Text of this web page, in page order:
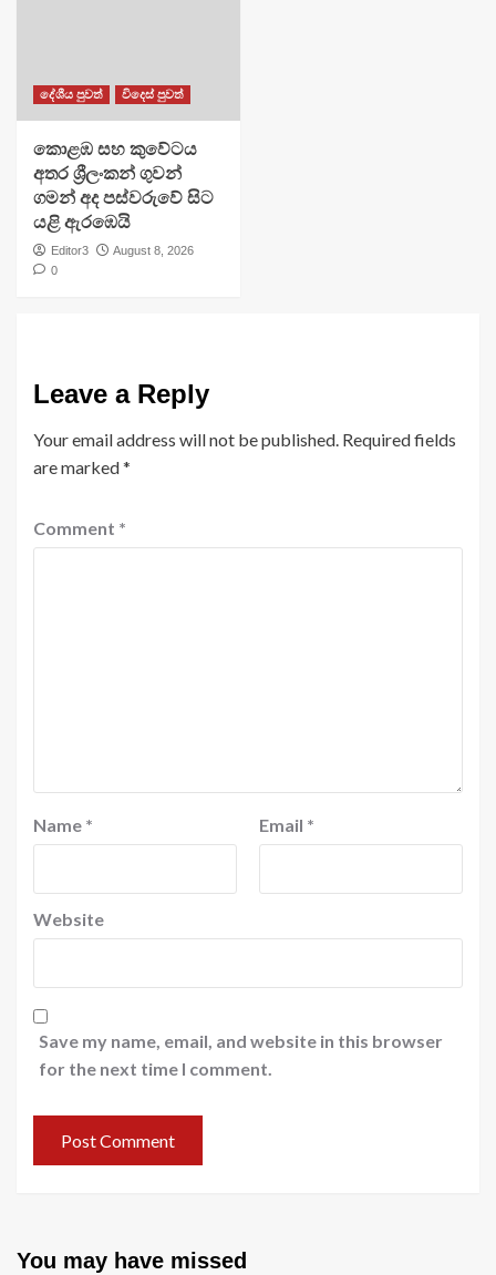
දේශීය පුවත් විදෙස් පුවත්
​කොළඹ සහ කුවේටය
අතර ශ්‍රීලංකන් ගුවන්
ගමන් අද පස්වරුවේ සිට
යළි ඇරඹෙයි
Editor3
August 8, 2026
0
Leave a Reply
Your email address will not be published. Required fields
are marked*
Comment *
Name * Email *
Website
Save my name, email, and website in this browser
for the next time I comment.
You may have missed